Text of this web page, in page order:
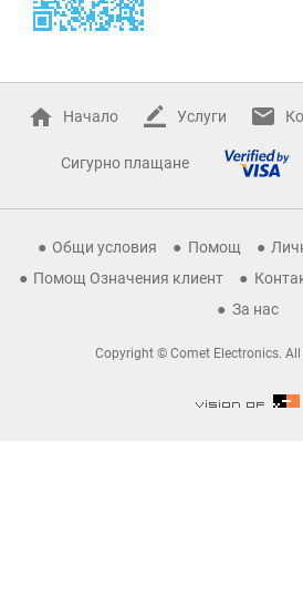
Начало Услуги
Сигурно плащане
Общи условия Помощ
Помощ Означения клиент
За нас
Copyright © Comet Electronics. All